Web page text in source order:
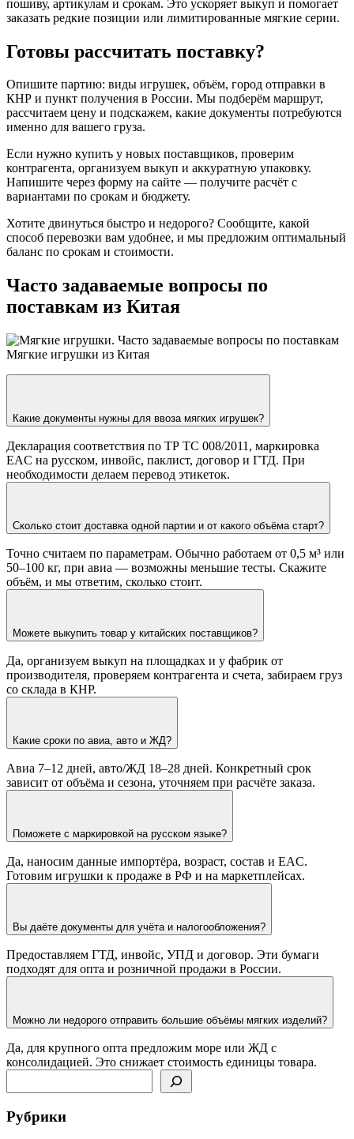
пошиву, артикулам и срокам. Это ускоряет выкуп и помогает
заказать редкие позиции или лимитированные мягкие серии.
Готовы рассчитать поставку?
Опишите партию: виды игрушек, объём, город отправки в
КНР и пункт получения в России. Мы подберём маршрут,
рассчитаем цену и подскажем, какие документы потребуются
именно для вашего груза.
Если нужно купить у новых поставщиков, проверим
контрагента, организуем выкуп и аккуратную упаковку.
Напишите через форму на сайте — получите расчёт с
вариантами по срокам и бюджету.
Хотите двинуться быстро и недорого? Сообщите, какой
способ перевозки вам удобнее, и мы предложим оптимальный
баланс по срокам и стоимости.
Часто задаваемые вопросы по
поставкам из Китая
Какие документы нужны для ввоза мягких игрушек?
Декларация соответствия по ТР ТС 008/2011, маркировка
EAC на русском, инвойс, паклист, договор и ГТД. При
необходимости делаем перевод этикеток.
Сколько стоит доставка одной партии и от какого объёма старт?
Точно считаем по параметрам. Обычно работаем от 0,5 м³ или
50–100 кг, при авиа — возможны меньшие тесты. Скажите
объём, и мы ответим, сколько стоит.
Можете выкупить товар у китайских поставщиков?
Да, организуем выкуп на площадках и у фабрик от
производителя, проверяем контрагента и счета, забираем груз
со склада в КНР.
Какие сроки по авиа, авто и ЖД?
Авиа 7–12 дней, авто/ЖД 18–28 дней. Конкретный срок
зависит от объёма и сезона, уточняем при расчёте заказа.
Поможете с маркировкой на русском языке?
Да, наносим данные импортёра, возраст, состав и EAC.
Готовим игрушки к продаже в РФ и на маркетплейсах.
Вы даёте документы для учёта и налогообложения?
Предоставляем ГТД, инвойс, УПД и договор. Эти бумаги
подходят для опта и розничной продажи в России.
Можно ли недорого отправить большие объёмы мягких изделий?
Да, для крупного опта предложим море или ЖД с
консолидацией. Это снижает стоимость единицы товара.
Рубрики